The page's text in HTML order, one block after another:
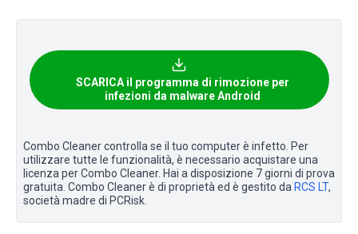
SCARICA il programma di rimozione per
infezioni da malware Android
Combo Cleaner controlla se il tuo computer è infetto. Per
utilizzare tutte le funzionalità, è necessario acquistare una
licenza per Combo Cleaner. Hai a disposizione 7 giorni di prova
gratuita. Combo Cleaner è di proprietà ed è gestito da RCS LT,
società madre di PCRisk.